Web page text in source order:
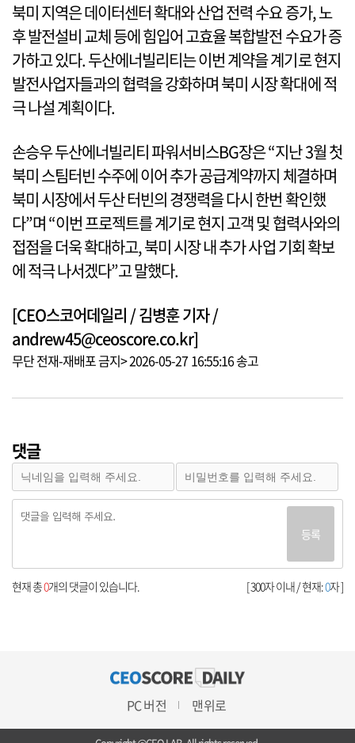
북미 지역은 데이터센터 확대와 산업 전력 수요 증가, 노
후 발전설비 교체 등에 힘입어 고효율 복합발전 수요가 증
가하고 있다. 두산에너빌리티는 이번 계약을 계기로 현지
발전사업자들과의 협력을 강화하며 북미 시장 확대에 적
극 나설 계획이다.
손승우 두산에너빌리티 파워서비스BG장은 “지난 3월 첫
북미 스팀터빈 수주에 이어 추가 공급계약까지 체결하며
북미 시장에서 두산 터빈의 경쟁력을 다시 한번 확인했
다”며 “이번 프로젝트를 계기로 현지 고객 및 협력사와의
접점을 더욱 확대하고, 북미 시장 내 추가 사업 기회 확보
에 적극 나서겠다”고 말했다.
[CEO스코어데일리 / 김병훈 기자 /
andrew45@ceoscore.co.kr]
무단 전재-재배포 금지> 2026-05-27 16:55:16 송고
댓글
등록
[ 300자 이내 / 현재:0자 ]
현재 총0개의 댓글이 있습니다.
PC 버전 맨위로